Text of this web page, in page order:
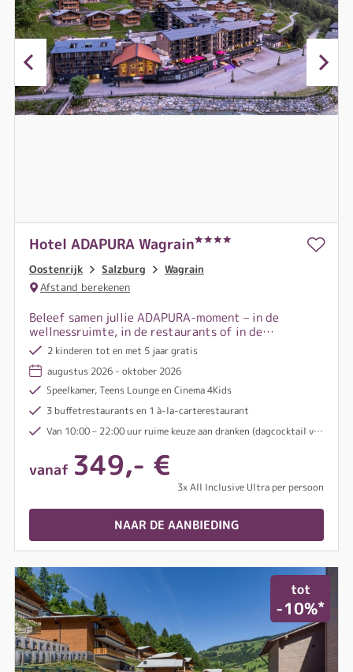
Hotel ADAPURA Wagrain
Oostenrijk Salzburg
Wagrain
Afstand berekenen
Beleef samen jullie ADAPURA-moment – in de
wellnessruimte, in de restaurants of in de
Cinema4Kids!
2 kinderen tot en met 5 jaar gratis
augustus 2026 - oktober 2026
Speelkamer, Teens Lounge en Cinema 4Kids
3 buffetrestaurants en 1 à-la-carterestaurant
Van 10:00 – 22:00 uur ruime keuze aan dranken (dagcocktail vanaf 14:00 uur)
vanaf 349,- €
3x All Inclusive Ultra per persoon
NAAR DE AANBIEDING
tot
-10%*